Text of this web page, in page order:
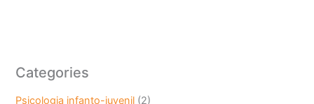
Categories
Psicologia infanto-juvenil (2)